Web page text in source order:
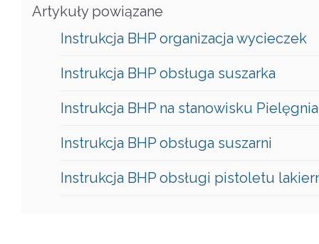
Artykuły powiązane
Instrukcja BHP organizacja wycieczek
Instrukcja BHP obsługa suszarka
Instrukcja BHP na stanowisku
Instrukcja BHP obsługa suszarni
Instrukcja BHP obsługi pistoletu